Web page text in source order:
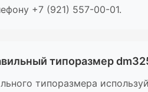
+7 (921) 557-00-01.
типоразмер
типоразмера